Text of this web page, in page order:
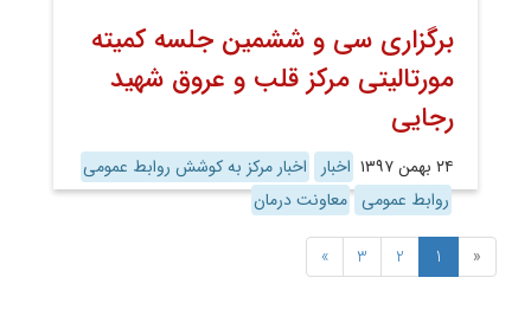
برگزاری سی و ششمین جلسه کمیته
مورتالیتی مرکز قلب و عروق شهید
رجایی
۲۴ بهمن ۱۳۹۷ اخبار
اخبار مرکز به کوشش روابط عمومی
روابط عمومی معاونت درمان
«
1
2
3
»